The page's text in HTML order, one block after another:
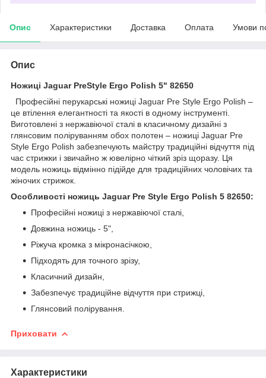
Опис Характеристики Доставка Оплата Умови
Опис
Ножиці Jaguar PreStyle Ergo Polish 5" 82650
Професійні перукарські ножиці Jaguar Pre Style Ergo Polish –
це втілення елегантності та якості в одному інструменті.
Виготовлені з нержавіючої сталі в класичному дизайні з
глянсовим поліруванням обох полотен – ножиці Jaguar Pre
Style Ergo Polish забезпечують майстру традиційні відчуття під
час стрижки і звичайно ж ювелірно чіткий зріз щоразу. Ця
модель ножиць відмінно підійде для традиційних чоловічих та
жіночих стрижок.
Особливості ножиць Jaguar Pre Style Ergo Polish 5 82650:
Професійні ножиці з нержавіючої сталі,
Довжина ножиць - 5",
Ріжуча кромка з мікронасічкою,
Підходять для точного зрізу,
Класичний дизайн,
Забезпечує традиційне відчуття при стрижці,
Глянсовий полірування.
Приховати
Характеристики